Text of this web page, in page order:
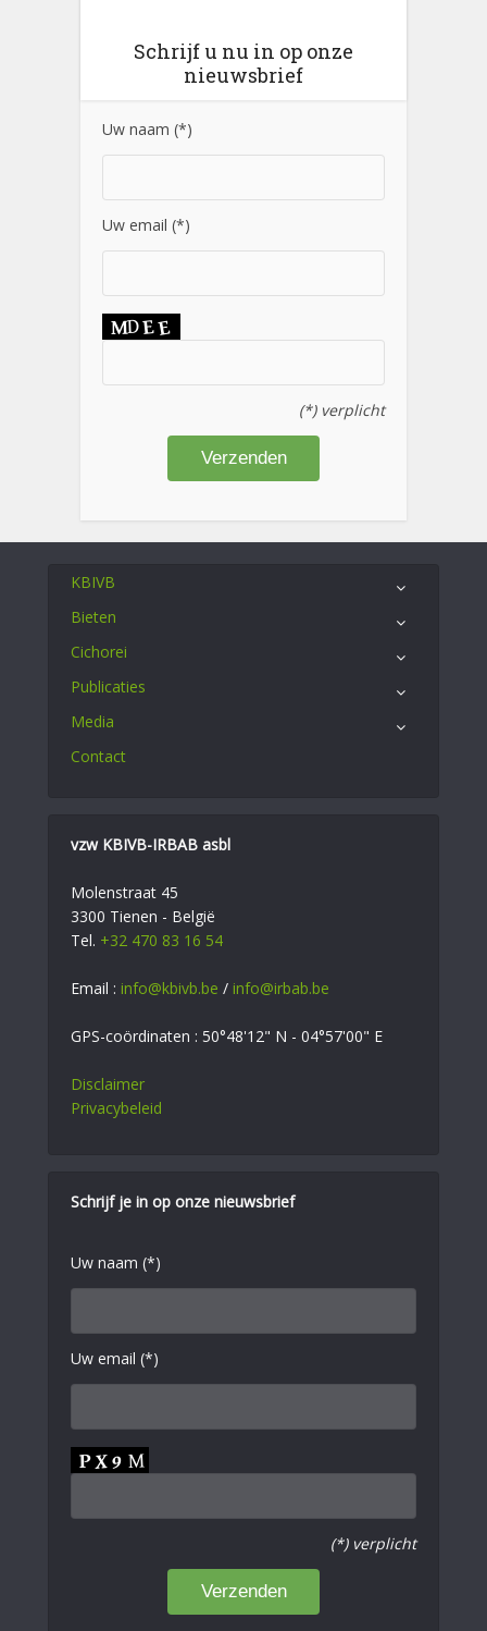
Schrijf u nu in op onze
nieuwsbrief
Uw naam (*)
Uw email (*)
(*) verplicht
KBIVB
Bieten
Cichorei
Publicaties
Media
Contact
vzw KBIVB-IRBAB asbl
Molenstraat 45
3300 Tienen - België
Tel. +32 470 83 16 54
Email : info@kbivb.be / info@irbab.be
GPS-coördinaten : 50°48'12" N - 04°57'00" E
Disclaimer
Privacybeleid
Schrijf je in op onze nieuwsbrief
Uw naam (*)
Uw email (*)
(*) verplicht